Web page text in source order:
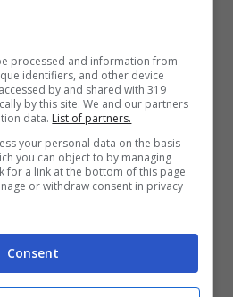
in modo naturale
chimici che possono
e che costano
dunque unire una o
profumata pianta
della lavatrice prima di
Eventualmente si
a rete o un panno per
si diffondano sui vestiti.
processed and information from
identifiers, and other device
by and shared with 319
by this site. We and our partners
data. List of partners.
your personal data on the basis
you can object to by managing
for a link at the bottom of this page
or withdraw consent in privacy
Consent